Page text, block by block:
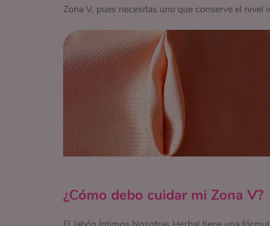
Zona V, pues necesitas uno que conserve el nivel
¿Cómo debo cuidar mi Zona V?